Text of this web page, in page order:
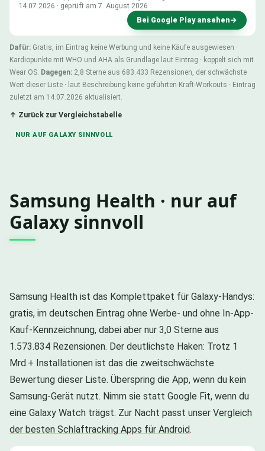
14.07.2026 · geprüft am 7. August 2026
Bei Google Play ansehen→
Dafür: Gratis, im Eintrag keine Werbung und keine Käufe ausgewiesen ·
Kardiopunkte mit WHO und AHA als Grundlage laut Eintrag · koppelt sich mit
Wear OS. Dagegen: 2,8 Sterne aus 683.433 Rezensionen, der schwächste
Wert dieser Liste · laut Beschreibung keine geführten Kraft-Workouts · Eintrag
zuletzt am 14.07.2026 aktualisiert.
↑ Zurück zur Vergleichstabelle
NUR AUF GALAXY SINNVOLL
Samsung Health · nur auf
Galaxy sinnvoll
Samsung Health ist das Komplettpaket für Galaxy-Handys:
gratis, im deutschen Eintrag ohne Werbe- und ohne In-App-
Kauf-Kennzeichnung, dabei aber nur 3,0 Sterne aus
1.573.834 Rezensionen. Der deutlichste Haken: Trotz 1
Mrd.+ Installationen ist das die zweitschwächste
Bewertung dieser Liste. Überspring die App, wenn du kein
Samsung-Gerät nutzt. Nimm sie statt Google Fit, wenn du
eine Galaxy Watch trägst. Zur Nacht passt unser Vergleich
der besten Schlaftracking Apps für Android.